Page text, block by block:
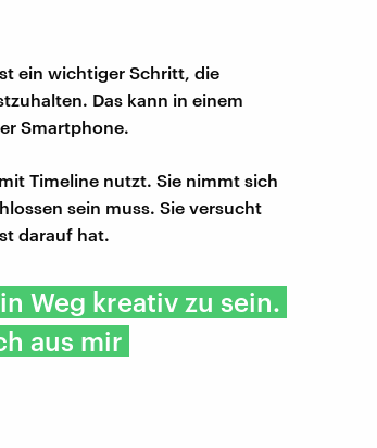
ein wichtiger Schritt, die
Das kann in einem
Smartphone.
Timeline nutzt. Sie nimmt sich
sein muss. Sie versucht
darauf hat.
Weg kreativ zu sein.
aus mir